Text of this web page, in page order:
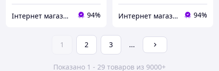
Інтернет магазин Сенс 94% Интернет магазин Slando 94%
1 2 3 ...
Показано 1 - 29 товаров из 9000+